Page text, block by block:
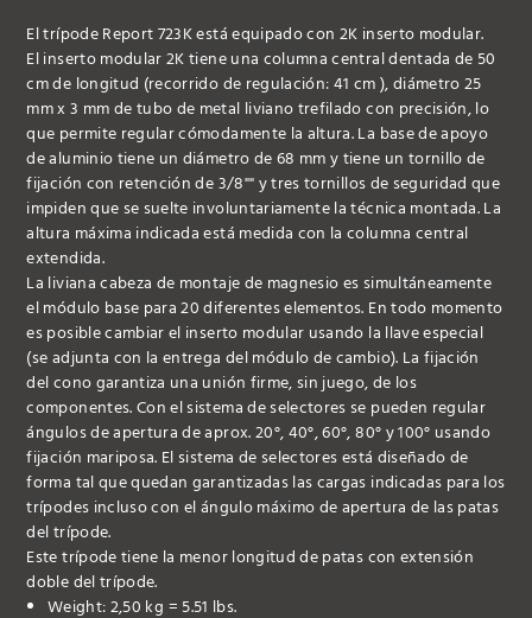
El trípode Report 723K está equipado con 2K inserto modular.
El inserto modular 2K tiene una columna central dentada de 50
cm de longitud (recorrido de regulación: 41 cm ), diámetro 25
mm x 3 mm de tubo de metal liviano trefilado con precisión, lo
que permite regular cómodamente la altura. La base de apoyo
de aluminio tiene un diámetro de 68 mm y tiene un tornillo de
fijación con retención de 3/8"" y tres tornillos de seguridad que
impiden que se suelte involuntariamente la técnica montada. La
altura máxima indicada está medida con la columna central
extendida.
La liviana cabeza de montaje de magnesio es simultáneamente
el módulo base para 20 diferentes elementos. En todo momento
es posible cambiar el inserto modular usando la llave especial
(se adjunta con la entrega del módulo de cambio). La fijación
del cono garantiza una unión firme, sin juego, de los
componentes. Con el sistema de selectores se pueden regular
ángulos de apertura de aprox. 20°, 40°, 60°, 80° y 100° usando
fijación mariposa. El sistema de selectores está diseñado de
forma tal que quedan garantizadas las cargas indicadas para los
trípodes incluso con el ángulo máximo de apertura de las patas
del trípode.
Este trípode tiene la menor longitud de patas con extensión
doble del trípode.
Weight: 2,50 kg = 5.51 lbs.